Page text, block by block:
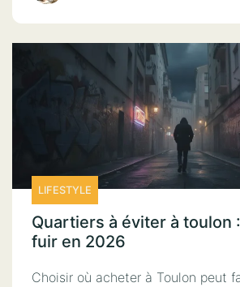
LIFESTYLE
Quartiers à éviter à toulon
fuir en 2026
Choisir où acheter à Toulon peut